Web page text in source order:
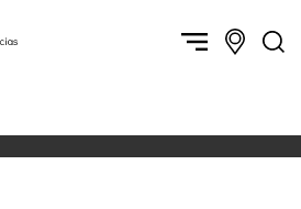
y Economía
obrera
la ciudad